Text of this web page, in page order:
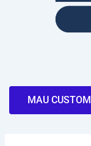
MAU CUSTOM